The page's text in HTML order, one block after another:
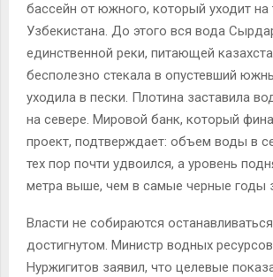
бассейн от южного, который уходит на
Узбекистана. До этого вся вода
единственной реки, питающей
бесполезно стекала в опустевший
уходила в пески. Плотина заставила
на севере. Мировой банк, который
проект, подтверждает: объем воды в
тех пор почти удвоился, а уровень
метра выше, чем в самые черные годы
Власти не собираются
достигнутом. Министр водных
Нуржигитов заявил, что целевые